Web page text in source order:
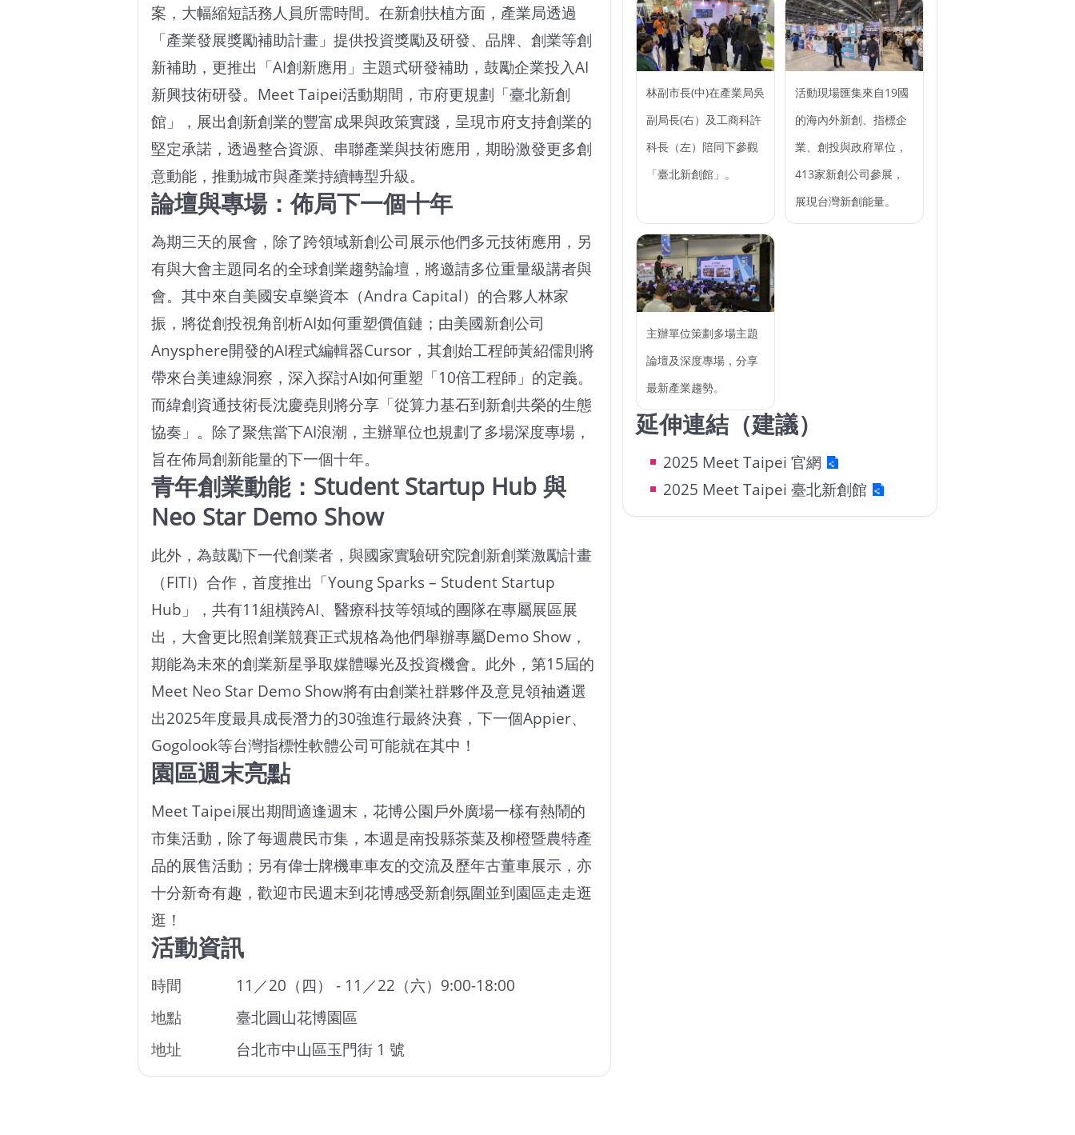
案，大幅縮短話務人員所需時間。在新創扶植方面，產業局透過
「產業發展獎勵補助計畫」提供投資獎勵及研發、品牌、創業等創
新補助，更推出「AI創新應用」主題式研發補助，鼓勵企業投入AI
新興技術研發。Meet Taipei活動期間，市府更規劃「臺北新創
館」，展出創新創業的豐富成果與政策實踐，呈現市府支持創業的
堅定承諾，透過整合資源、串聯產業與技術應用，期盼激發更多創
意動能，推動城市與產業持續轉型升級。
論壇與專場：佈局下一個十年
為期三天的展會，除了跨領域新創公司展示他們多元技術應用，另
有與大會主題同名的全球創業趨勢論壇，將邀請多位重量級講者與
會。其中來自美國安卓樂資本（Andra Capital）的合夥人林家
振，將從創投視角剖析AI如何重塑價值鏈；由美國新創公司
Anysphere開發的AI程式編輯器Cursor，其創始工程師黃紹儒則將
帶來台美連線洞察，深入探討AI如何重塑「10倍工程師」的定義。
而緯創資通技術長沈慶堯則將分享「從算力基石到新創共榮的生態
協奏」。除了聚焦當下AI浪潮，主辦單位也規劃了多場深度專場，
旨在佈局創新能量的下一個十年。
青年創業動能：Student Startup Hub 與
Neo Star Demo Show
此外，為鼓勵下一代創業者，與國家實驗研究院創新創業激勵計畫
（FITI）合作，首度推出「Young Sparks – Student Startup
Hub」，共有11組橫跨AI、醫療科技等領域的團隊在專屬展區展
出，大會更比照創業競賽正式規格為他們舉辦專屬Demo Show，
期能為未來的創業新星爭取媒體曝光及投資機會。此外，第15屆的
Meet Neo Star Demo Show將有由創業社群夥伴及意見領袖遴選
出2025年度最具成長潛力的30強進行最終決賽，下一個Appier、
Gogolook等台灣指標性軟體公司可能就在其中！
園區週末亮點
Meet Taipei展出期間適逢週末，花博公園戶外廣場一樣有熱鬧的
市集活動，除了每週農民市集，本週是南投縣茶葉及柳橙暨農特產
品的展售活動；另有偉士牌機車車友的交流及歷年古董車展示，亦
十分新奇有趣，歡迎市民週末到花博感受新創氛圍並到園區走走逛
逛！
活動資訊
時間
11／20（四） - 11／22（六）9:00-18:00
地點
臺北圓山花博園區
地址
台北市中山區玉門街 1 號
林副市長(中)在產業局吳
副局長(右）及工商科許
科長（左）陪同下參觀
「臺北新創館」。
活動現場匯集來自19國
的海內外新創、指標企
業、創投與政府單位，
413家新創公司參展，
展現台灣新創能量。
主辦單位策劃多場主題
論壇及深度專場，分享
最新產業趨勢。
延伸連結（建議）
2025 Meet Taipei 官網
2025 Meet Taipei 臺北新創館